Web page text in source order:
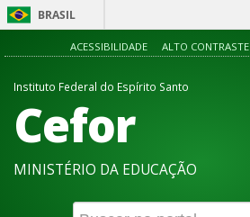
BRASIL
ACESSIBILIDADE ALTO CONTRASTE
Instituto Federal do Espírito Santo
Cefor
MINISTÉRIO DA EDUCAÇÃO